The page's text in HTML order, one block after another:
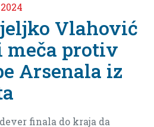
Mart 28, 2024
Čuvar naše
Milisav
Vuksanović
meča protiv
Sutjeske